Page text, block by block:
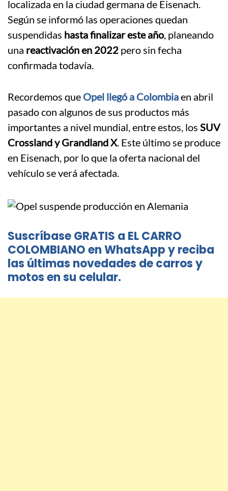
localizada en la ciudad germana de Eisenach.
Según se informó las operaciones quedan
suspendidas hasta finalizar este año, planeando
una reactivación en 2022 pero sin fecha
confirmada todavía.
Recordemos que Opel llegó a Colombiaen abril
pasado con algunos de sus productos más
importantes a nivel mundial, entre estos, los SUV
Crossland y Grandland X. Este último se produce
en Eisenach, por lo que la oferta nacional del
vehículo se verá afectada.
Suscríbase GRATIS a EL CARRO
COLOMBIANO en WhatsApp y reciba
las últimas novedades de carros y
motos en su celular.